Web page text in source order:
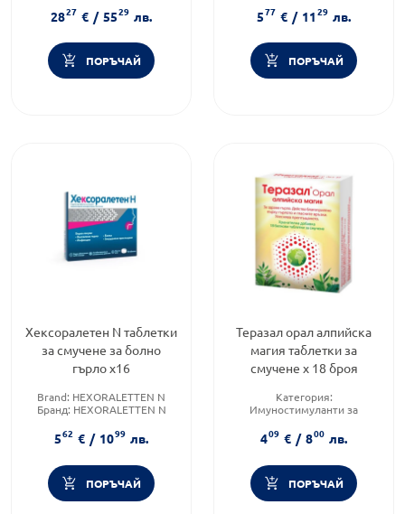
2827 € / 5529 лв.
ПОРЪЧАЙ
577 € / 1129 лв.
ПОРЪЧАЙ
Хексоралетен N таблетки
за смучене за болно
гърло х16
Brand: HEXORALETTEN N
Бранд: HEXORALETTEN N
562 € / 1099 лв.
ПОРЪЧАЙ
Теразал орал алпийска
магия таблетки за
смучене х 18 броя
Категория:
Имуностимуланти за
Предназначено за: възрастни
Форма на продукта:таблетки
409 € / 800 лв.
ПОРЪЧАЙ